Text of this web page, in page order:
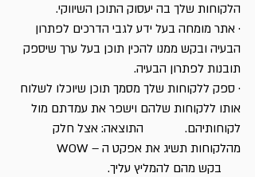
הלקוחות שלך בה יעסוק התוכן השיווקי.
· אתר מומחה בעל ידע לגבי הדרכים לפתרון
הבעיה ובקש ממנו להכין תוכן בעל ערך שיספק
תובנות לפתרון הבעיה.
· ספק ללקוחות שלך מסמך תוכן שיוכלו לשלוח
אותו ללקוחות שלהם וישפר את עמדתם מול
לקוחותיהם.             התוצאה: אצל חלק
מהלקוחות תשיג את אפקט ה – WOW
בקש מהם להמליץ עליך.